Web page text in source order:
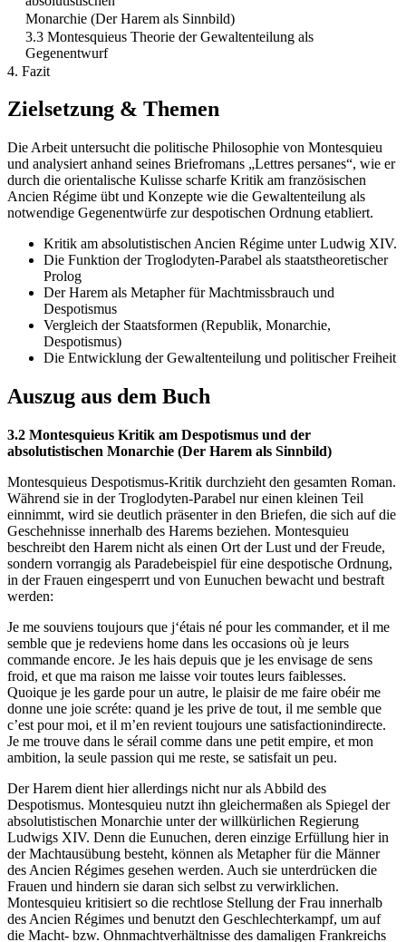
Monarchie (Der Harem als Sinnbild)
3.3 Montesquieus Theorie der Gewaltenteilung als
Gegenentwurf
4. Fazit
Zielsetzung & Themen
Die Arbeit untersucht die politische Philosophie von Montesquieu
und analysiert anhand seines Briefromans „Lettres persanes“, wie er
durch die orientalische Kulisse scharfe Kritik am französischen
Ancien Régime übt und Konzepte wie die Gewaltenteilung als
notwendige Gegenentwürfe zur despotischen Ordnung etabliert.
Kritik am absolutistischen Ancien Régime unter Ludwig XIV.
Die Funktion der Troglodyten-Parabel als staatstheoretischer
Prolog
Der Harem als Metapher für Machtmissbrauch und
Despotismus
Vergleich der Staatsformen (Republik, Monarchie,
Despotismus)
Die Entwicklung der Gewaltenteilung und politischer Freiheit
Auszug aus dem Buch
3.2 Montesquieus Kritik am Despotismus und der
absolutistischen Monarchie (Der Harem als Sinnbild)
Montesquieus Despotismus-Kritik durchzieht den gesamten Roman.
Während sie in der Troglodyten-Parabel nur einen kleinen Teil
einnimmt, wird sie deutlich präsenter in den Briefen, die sich auf die
Geschehnisse innerhalb des Harems beziehen. Montesquieu
beschreibt den Harem nicht als einen Ort der Lust und der Freude,
sondern vorrangig als Paradebeispiel für eine despotische Ordnung,
in der Frauen eingesperrt und von Eunuchen bewacht und bestraft
werden:
Je me souviens toujours que j‘étais né pour les commander, et il me
semble que je redeviens home dans les occasions où je leurs
commande encore. Je les hais depuis que je les envisage de sens
froid, et que ma raison me laisse voir toutes leurs faiblesses.
Quoique je les garde pour un autre, le plaisir de me faire obéir me
donne une joie scréte: quand je les prive de tout, il me semble que
c’est pour moi, et il m’en revient toujours une satisfactionindirecte.
Je me trouve dans le sérail comme dans une petit empire, et mon
ambition, la seule passion qui me reste, se satisfait un peu.
Der Harem dient hier allerdings nicht nur als Abbild des
Despotismus. Montesquieu nutzt ihn gleichermaßen als Spiegel der
absolutistischen Monarchie unter der willkürlichen Regierung
Ludwigs XIV. Denn die Eunuchen, deren einzige Erfüllung hier in
der Machtausübung besteht, können als Metapher für die Männer
des Ancien Régimes gesehen werden. Auch sie unterdrücken die
Frauen und hindern sie daran sich selbst zu verwirklichen.
Montesquieu kritisiert so die rechtlose Stellung der Frau innerhalb
des Ancien Régimes und benutzt den Geschlechterkampf, um auf
die Macht- bzw. Ohnmachtverhältnisse des damaligen Frankreichs